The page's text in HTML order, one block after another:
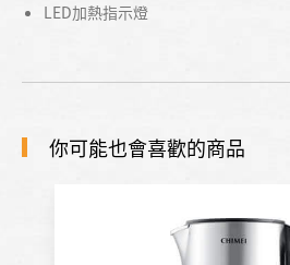
LED加熱指示燈
你可能也會喜歡的商品